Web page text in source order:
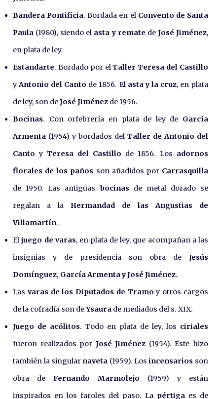
Bandera Pontificia. Bordada en el Convento de Santa
Paula (1980), siendo el asta y remate de José Jiménez,
en plata de ley.
Estandarte. Bordado por elTaller Teresa del Castillo
yAntonio del Canto de 1856. El asta y la cruz, en plata
de ley, son deJosé Jiménez de 1956.
Bocinas. Con orfebrería en plata de ley de García
Armenta (1954) y bordados del Taller de Antonio del
Canto yTeresa del Castillo de 1856. Los adornos
florales de los paños son añadidos por Carrasquilla
de 1950. Las antiguas bocinasde metal dorado se
regalan a la Hermandad de las Angustias de
Villamartín.
Eljuego de varas, en plata de ley, que acompañan a las
insignias y de presidencia son obra de Jesús
Domínguez, García Armenta y José Jiménez.
Las varas de los Diputados de Tramo y otros cargos
de la cofradía son deYsaura de mediados del s. XIX.
Juego de acólitos. Todo en plata de ley, los ciriales
fueron realizados por José Jiménez (1954). Este hizo
también la singular naveta (1959). Losincensarios son
obra deFernando Marmolejo (1959) y están
inspirados en los faroles del paso. La pértigaes de